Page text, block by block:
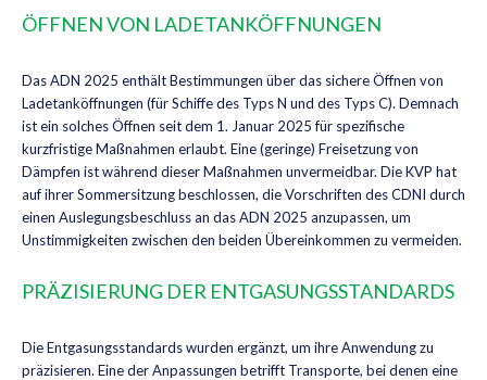
ÖFFNEN VON LADETANKÖFFNUNGEN
Das ADN 2025 enthält Bestimmungen über das sichere Öffnen von
Ladetanköffnungen (für Schiffe des Typs N und des Typs C). Demnach
ist ein solches Öffnen seit dem 1. Januar 2025 für spezifische
kurzfristige Maßnahmen erlaubt. Eine (geringe) Freisetzung von
Dämpfen ist während dieser Maßnahmen unvermeidbar. Die KVP hat
auf ihrer Sommersitzung beschlossen, die Vorschriften des CDNI durch
einen Auslegungsbeschluss an das ADN 2025 anzupassen, um
Unstimmigkeiten zwischen den beiden Übereinkommen zu vermeiden.
PRÄZISIERUNG DER ENTGASUNGSSTANDARDS
Die Entgasungsstandards wurden ergänzt, um ihre Anwendung zu
präzisieren. Eine der Anpassungen betrifft Transporte, bei denen eine